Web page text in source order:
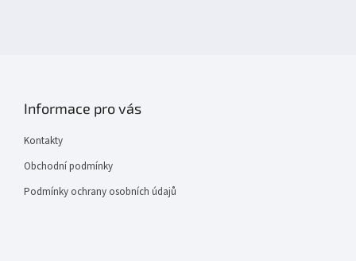
Informace pro vás
Kontakty
Obchodní podmínky
Podmínky ochrany osobních údajů